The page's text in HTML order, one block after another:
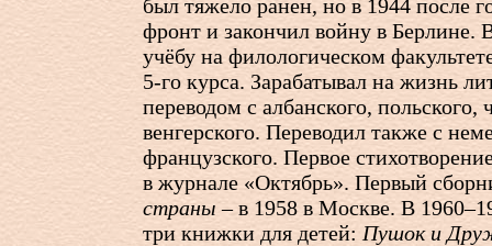
был тяжело ранен, но в 1944 после
фронт и закончил войну в Берлине.
учёбу на филологическом
5-го курса. Зарабатывал на жизнь
переводом с албанского, польского,
венгерского. Переводил также с
французского. Первое
в журнале «Октябрь». Первый
страны– в 1958 в Москве. В
три книжки для детей: Пушок и